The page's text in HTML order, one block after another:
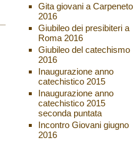
Gita giovani a Carpeneto
2016
Giubileo dei presibiteri a
Roma 2016
Giubileo del catechismo
2016
Inaugurazione anno
catechistico 2015
Inaugurazione anno
catechistico 2015
seconda puntata
Incontro Giovani giugno
2016